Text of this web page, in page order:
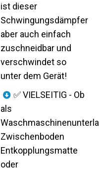
ist dieser
Schwingungsdämpfer
aber auch einfach
zuschneidbar und
verschwindet so
unter dem Gerät!
✅ VIELSEITIG - Ob
als
Zwischenboden
Entkopplungsmatte
oder